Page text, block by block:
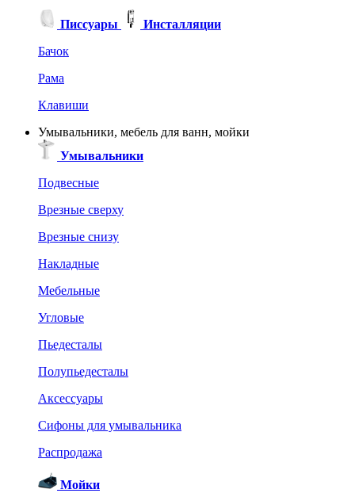
Писсуары
Инсталляции
Бачок
Рама
Клавиши
Умывальники, мебель для ванн, мойки
Умывальники
Подвесные
Врезные сверху
Врезные снизу
Накладные
Мебельные
Угловые
Пьедесталы
Полупьедесталы
Аксессуары
Сифоны для умывальника
Распродажа
Мойки